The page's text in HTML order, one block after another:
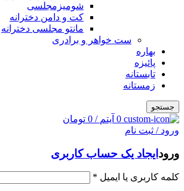
شومیزمجلسی
کت و دامن دخترانه
مانتو مجلسی دخترانه
ست خواهر و برادری
بهاره
پائیزه
تابستانه
زمستانه
جستجو
0 آیتم /
0 تومان
ورود / ثبت نام
ورود ایجاد یک حساب کاربری
کلمه کاربری یا ایمیل *